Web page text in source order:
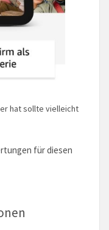
hat sollte vielleicht
für diesen